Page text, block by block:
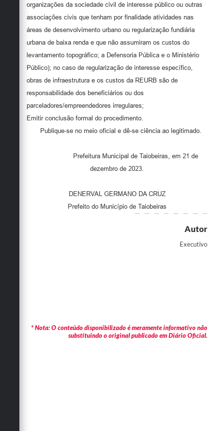
organizações da sociedade civil de interesse público ou outras
associações civis que tenham por finalidade atividades nas
áreas de desenvolvimento urbano ou regularização fundiária
urbana de baixa renda e que não assumiram os custos do
levantamento topográfico; a Defensoria Pública e o Ministério
Público); no caso de regularização de interesse específico,
obras de infraestrutura e os custos da REURB são de
responsabilidade dos beneficiários ou dos
parceladores/empreendedores irregulares;
Emitir conclusão formal do procedimento.
Publique-se no meio oficial e dê-se ciência ao legitimado.
Prefeitura Municipal de Taiobeiras, em 21 de
dezembro de 2023.
DENERVAL GERMANO DA CRUZ
Prefeito do Município de Taiobeiras
Autor
Executivo
* Nota: O conteúdo disponibilizado é meramente informativo não
substituindo o original publicado em Diário Oficial.